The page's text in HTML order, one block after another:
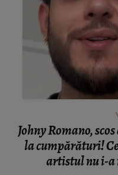
Johny Romano,
la cumpărături!
artistul nu i-a